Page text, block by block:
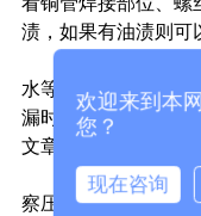
渍，如果有油渍则可
打压法：向制冷
水等方法进行捡漏，
漏时发现气泡酒说明
文章，这里就不多介
测量法：冷凝器
察压缩机工作电流，
欢迎来到本
您？
现在咨询